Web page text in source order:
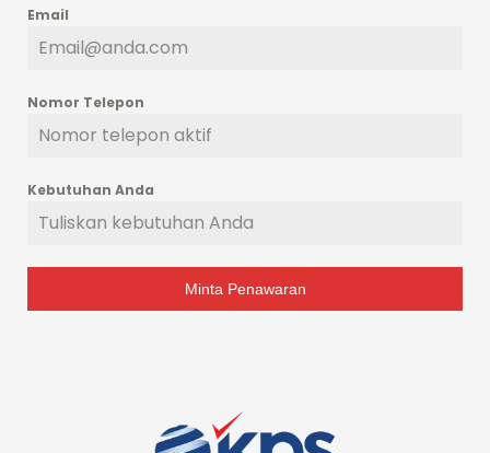
Email
Nomor Telepon
Kebutuhan Anda
Minta Penawaran